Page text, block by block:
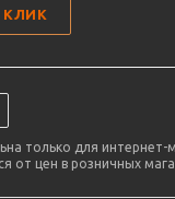
КЛИК
только для интернет-
от цен в розничных